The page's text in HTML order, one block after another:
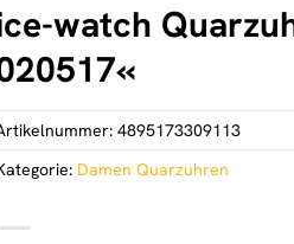
watch
4895173309113
Damen Quarzuhren